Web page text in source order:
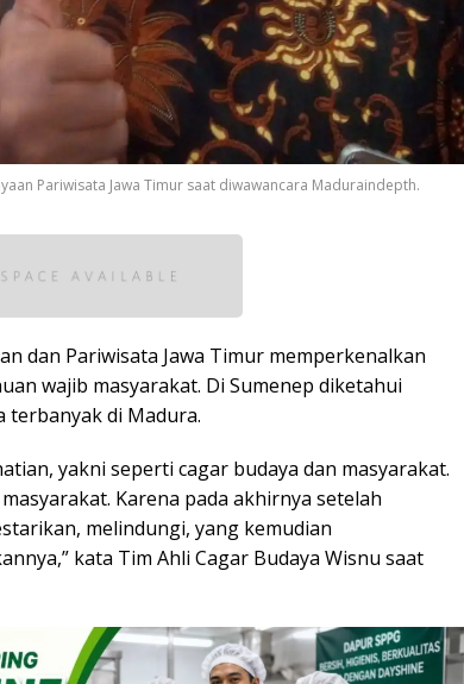
Pariwisata Jawa Timur saat diwawancara Maduraindepth.
dan Pariwisata Jawa Timur memperkenalkan
wajib masyarakat. Di Sumenep diketahui
terbanyak di Madura.
yakni seperti cagar budaya dan masyarakat.
Karena pada akhirnya setelah
melindungi, yang kemudian
kata Tim Ahli Cagar Budaya Wisnu saat